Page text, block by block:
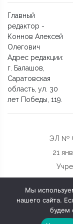
Главный
редактор -
Коннов Алексей
Олегович
Адрес редакции:
г. Балашов,
Саратовская
область, ул. 30
лет Победы, 119.
ЭЛ №
21
Мы
нашего сайта.
будем